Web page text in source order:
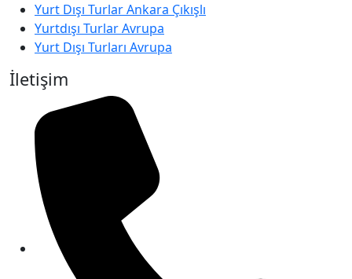
Yurt Dışı Turlar Ankara Çıkışlı
Yurtdışı Turlar Avrupa
Yurt Dışı Turları Avrupa
İletişim